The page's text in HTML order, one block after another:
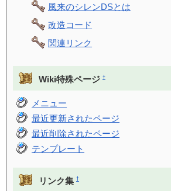
風来のシレンDSとは
改造コード
関連リンク
Wiki特殊ページ †
メニュー
最近更新されたページ
最近削除されたページ
テンプレート
リンク集 †